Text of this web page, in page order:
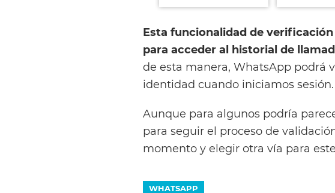
Esta funcionalidad de
para acceder al historial de
de esta manera, WhatsApp podrá
identidad cuando iniciamos sesión.
Aunque para algunos podría
para seguir el proceso de
momento y elegir otra vía para
WHATSAPP